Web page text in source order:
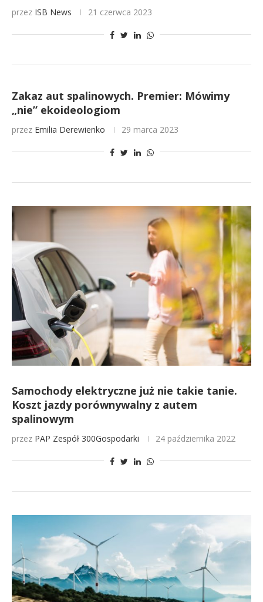
przez ISB News 21 czerwca 2023
Zakaz aut spalinowych. Premier: Mówimy
„nie” ekoideologiom
przez Emilia Derewienko 29 marca 2023
Samochody elektryczne już nie takie tanie.
Koszt jazdy porównywalny z autem
spalinowym
przez PAP Zespół 300Gospodarki 24 października 2022